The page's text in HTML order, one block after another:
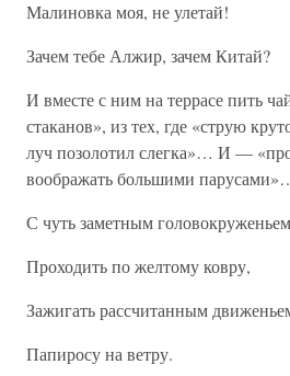
Малиновка моя, не улетай!
Зачем тебе Алжир, зачем Китай?
И вместе с ним на террасе пить
стаканов», из тех, где «струю
луч позолотил слегка»… И —
воображать большими
С чуть заметным головокруженьем
Проходить по желтому ковру,
Зажигать рассчитанным
Папиросу на ветру.